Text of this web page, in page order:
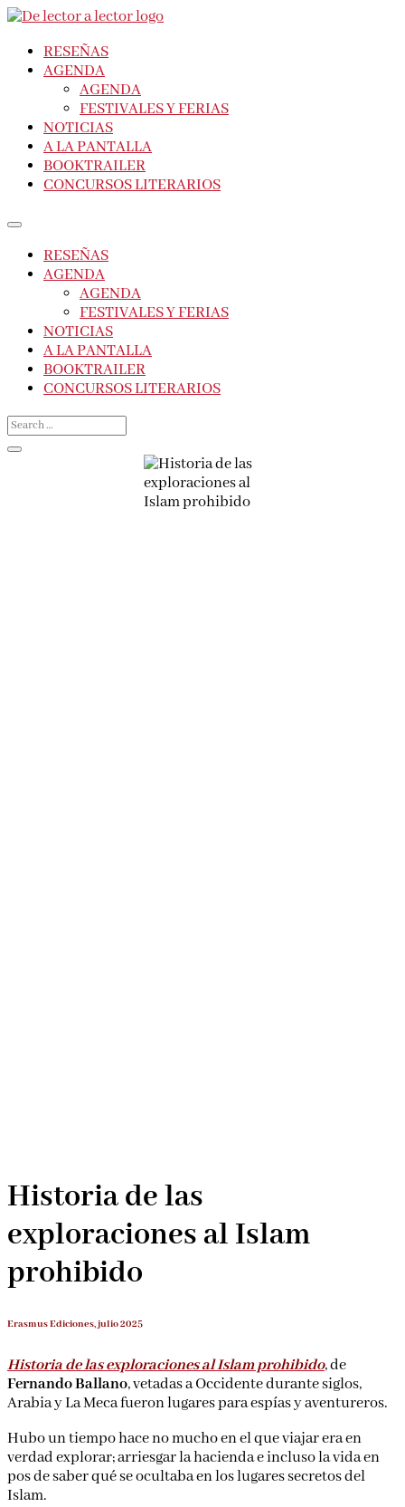
RESEÑAS
AGENDA
AGENDA
FESTIVALES Y FERIAS
NOTICIAS
A LA PANTALLA
BOOKTRAILER
CONCURSOS LITERARIOS
RESEÑAS
AGENDA
AGENDA
FESTIVALES Y FERIAS
NOTICIAS
A LA PANTALLA
BOOKTRAILER
CONCURSOS LITERARIOS
Historia de las
exploraciones al Islam
prohibido
Erasmus Ediciones, julio 2025
Historia de las exploraciones al Islam prohibido, de
Fernando Ballano, vetadas a Occidente durante siglos,
Arabia y La Meca fueron lugares para espías y aventureros.
Hubo un tiempo hace no mucho en el que viajar era en
verdad explorar; arriesgar la hacienda e incluso la vida en
pos de saber qué se ocultaba en los lugares secretos del
Islam.